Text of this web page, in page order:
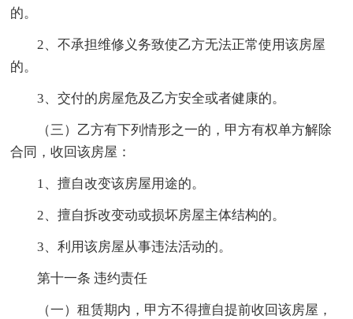
的。
2、不承担维修义务致使乙方无法正常使用该房屋
的。
3、交付的房屋危及乙方安全或者健康的。
（三）乙方有下列情形之一的，甲方有权单方解除
合同，收回该房屋：
1、擅自改变该房屋用途的。
2、擅自拆改变动或损坏房屋主体结构的。
3、利用该房屋从事违法活动的。
第十一条 违约责任
（一）租赁期内，甲方不得擅自提前收回该房屋，